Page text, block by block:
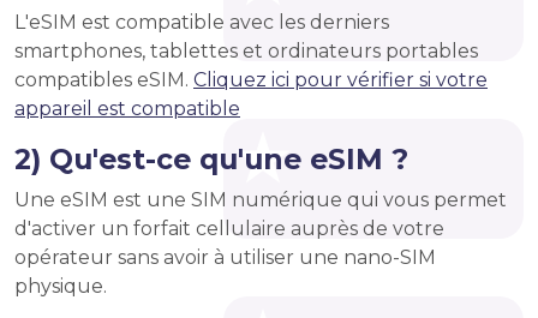
L'eSIM est compatible avec les derniers
smartphones, tablettes et ordinateurs portables
compatibles eSIM. Cliquez ici pour vérifier si votre
appareil est compatible
2) Qu'est-ce qu'une eSIM ?
Une eSIM est une SIM numérique qui vous permet
d'activer un forfait cellulaire auprès de votre
opérateur sans avoir à utiliser une nano-SIM
physique.